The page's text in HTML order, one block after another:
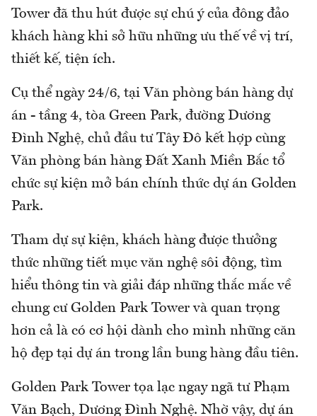
Tower đã thu hút được sự chú ý của đông đảo
khách hàng khi sở hữu những ưu thế về vị trí,
thiết kế, tiện ích.
Cụ thể ngày 24/6, tại Văn phòng bán hàng dự
án - tầng 4, tòa Green Park, đường Dương
Đình Nghệ, chủ đầu tư Tây Đô kết hợp cùng
Văn phòng bán hàng Đất Xanh Miền Bắc tổ
chức sự kiện mở bán chính thức dự án Golden
Park.
Tham dự sự kiện, khách hàng được thưởng
thức những tiết mục văn nghệ sôi động, tìm
hiểu thông tin và giải đáp những thắc mắc về
chung cư Golden Park Tower và quan trọng
hơn cả là có cơ hội dành cho mình những căn
hộ đẹp tại dự án trong lần bung hàng đầu tiên.
Golden Park Tower tọa lạc ngay ngã tư Phạm
Văn Bạch, Dương Đình Nghệ. Nhờ vậy, dự án